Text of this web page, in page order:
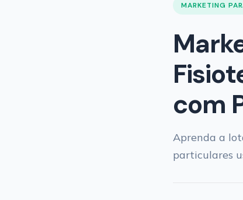
MARKETING
com
Aprenda a
particulares